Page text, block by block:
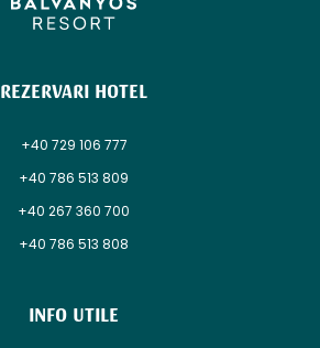
REZERVARI HOTEL
+40 729 106 777
+40 786 513 809
+40 267 360 700
+40 786 513 808
INFO UTILE